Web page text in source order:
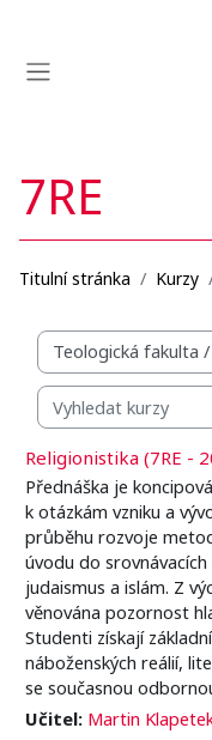
7RE
Titulní stránka Kurzy
Organizační struktura
Vyhledat kurzy
Religionistika (7RE -
Přednáška je
k otázkám vzniku a
průběhu rozvoje
úvodu do
judaismus a islám. Z
věnována pozornost
Studenti získají
náboženských reálií,
se současnou
Učitel: Martin